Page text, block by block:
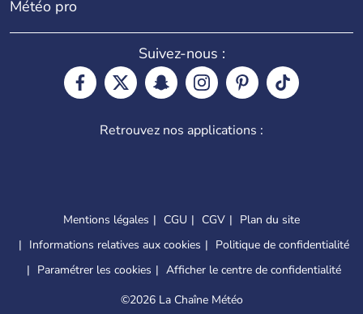
Météo pro
Suivez-nous :
Retrouvez nos applications :
Mentions légales CGU CGV
Plan du site
Informations relatives aux cookies
Politique de confidentialité
Paramétrer les cookies
Afficher le centre de confidentialité
©2026 La Chaîne Météo